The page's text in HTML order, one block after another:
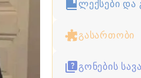
ლექსები და
გასართობი
გონების